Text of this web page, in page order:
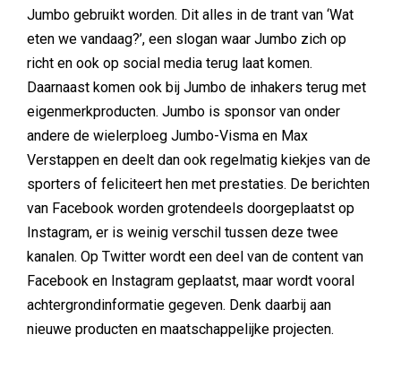
Jumbo gebruikt worden. Dit alles in de trant van ‘Wat
eten we vandaag?’, een slogan waar Jumbo zich op
richt en ook op social media terug laat komen.
Daarnaast komen ook bij Jumbo de inhakers terug met
eigenmerkproducten. Jumbo is sponsor van onder
andere de wielerploeg Jumbo-Visma en Max
Verstappen en deelt dan ook regelmatig kiekjes van de
sporters of feliciteert hen met prestaties. De berichten
van Facebook worden grotendeels doorgeplaatst op
Instagram, er is weinig verschil tussen deze twee
kanalen. Op Twitter wordt een deel van de content van
Facebook en Instagram geplaatst, maar wordt vooral
achtergrondinformatie gegeven. Denk daarbij aan
nieuwe producten en maatschappelijke projecten.